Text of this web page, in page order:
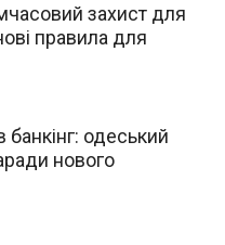
захист для
правила для
одеський
нового